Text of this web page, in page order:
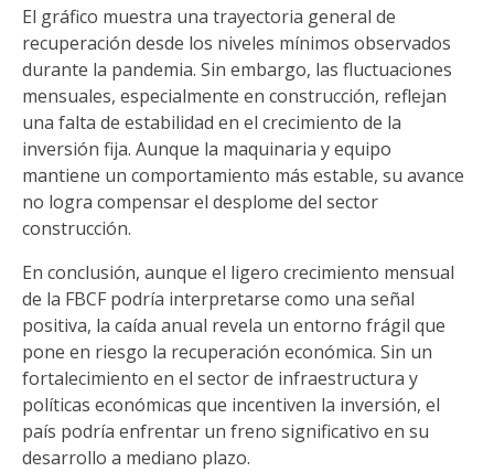
El gráfico muestra una trayectoria general de
recuperación desde los niveles mínimos observados
durante la pandemia. Sin embargo, las fluctuaciones
mensuales, especialmente en construcción, reflejan
una falta de estabilidad en el crecimiento de la
inversión fija. Aunque la maquinaria y equipo
mantiene un comportamiento más estable, su avance
no logra compensar el desplome del sector
construcción.
En conclusión, aunque el ligero crecimiento mensual
de la FBCF podría interpretarse como una señal
positiva, la caída anual revela un entorno frágil que
pone en riesgo la recuperación económica. Sin un
fortalecimiento en el sector de infraestructura y
políticas económicas que incentiven la inversión, el
país podría enfrentar un freno significativo en su
desarrollo a mediano plazo.